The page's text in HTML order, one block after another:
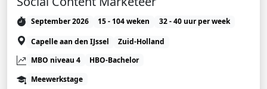
September 2026 15 - 104 weken
32 - 40 uur per week
Capelle aan den IJssel
Zuid-Holland
MBO niveau 4
HBO-Bachelor
Meewerkstage